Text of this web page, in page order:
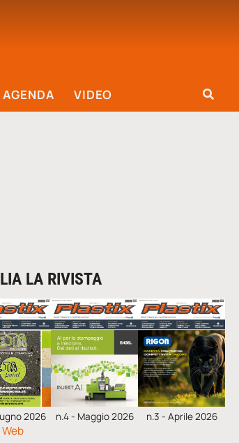
AGENDA VIDEO
LA RIVISTA
2026 n.4 - Maggio 2026 n.3 - Aprile 2026
Web